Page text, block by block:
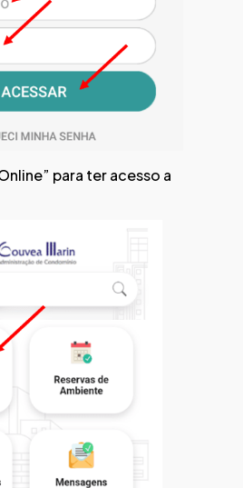
para ter acesso a